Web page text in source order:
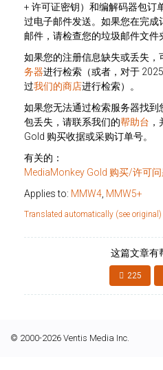
+ 许可证密钥）和编解码器包订
过电子邮件发送。如果您在完
邮件，请检查您的垃圾邮件文件
如果您的注册信息缺失或丢失，
务器进行检索（或者，对于
过我们的商店进行检索）。
如果您无法通过检索服务器找
包丢失，请联系我们的帮助台
Gold 购买收据或采购订单号。
有关的：
MediaMonkey Gold 购买/许可问
Applies to: MMW4 MMW5+
Translated automatically (see original)
这篇文章有
225
© 2000-2026 Ventis Media Inc.